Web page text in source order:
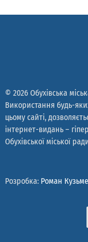
© 2026 Обухівська
Використання будь-
цьому сайті,
інтернет-видань –
Обухівської міської
Розробка: Роман